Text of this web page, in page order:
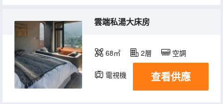
雲端私湯大床房
68㎡ 2層 空調
電視機 冰箱
查看供應